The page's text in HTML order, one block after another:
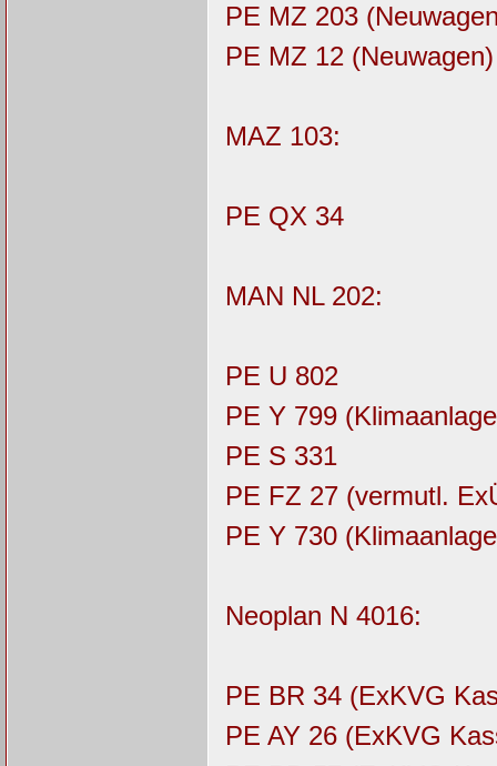
PE MZ 203
PE MZ 12 (Neuwagen)
MAZ 103:
PE QX 34
MAN NL 202:
PE U 802
PE Y 799
PE S 331
PE FZ 27 (vermutl.
PE Y 730
Neoplan N 4016:
PE BR 34 (ExKVG
PE AY 26 (ExKVG